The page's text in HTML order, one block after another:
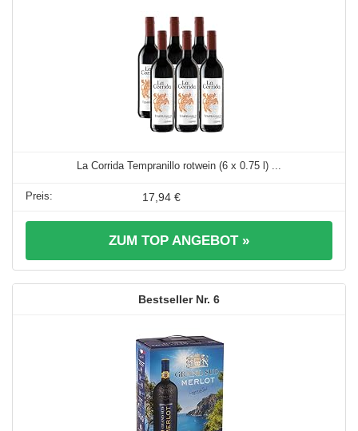
La Corrida Tempranillo rotwein (6 x 0.75 l) ...
17,94 €
ZUM TOP ANGEBOT »
6